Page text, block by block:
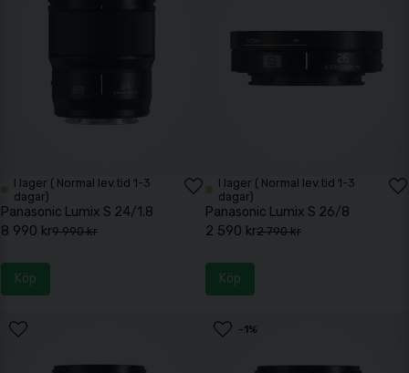
I lager ( Normal lev.tid 1-3
dagar)
Panasonic Lumix S 24/1.8
9 990 kr
8 990 kr
Köp
I lager ( Normal lev.tid 1-3
dagar)
Panasonic Lumix S 26/8
2 790 kr
2 590 kr
Köp
-1%